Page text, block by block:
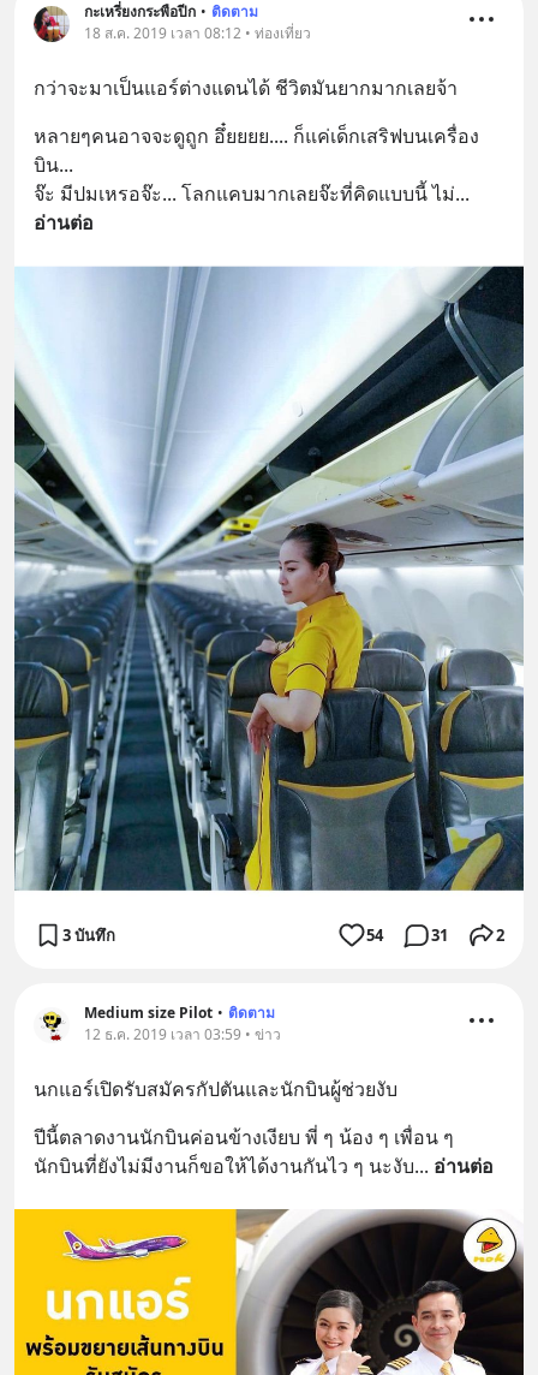
กะเหรี่ยงกระพือปีก • ติดตาม
18 ส.ค. 2019 เวลา 08:12 • ท่องเที่ยว
กว่าจะมาเป็นแอร์ต่างแดนได้ ชีวิตมันยากมากเลยจ้า
หลายๆคนอาจจะดูถูก อึ๋ยยยย.... ก็แค่เด็กเสริฟบนเครื่อง
บิน...
จ๊ะ มีปมเหรอจ๊ะ... โลกแคบมากเลยจ๊ะที่คิดแบบนี้ ไม่
อ่านต่อ
3 บันทึก 54 31 2
Medium size Pilot • ติดตาม
12 ธ.ค. 2019 เวลา 03:59 • ข่าว
นกแอร์เปิดรับสมัครกัปตันและนักบินผู้ช่วยงับ
ปีนี้ตลาดงานนักบินค่อนข้างเงียบ พี่ ๆ น้อง ๆ เพื่อน ๆ
นักบินที่ยังไม่มีงานก็ขอให้ได้งานกันไว ๆ นะงับ... อ่านต่อ